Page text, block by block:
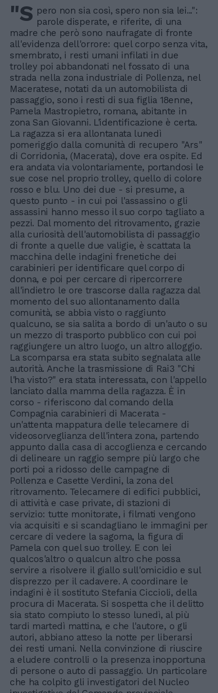
"S pero non sia così, spero non sia lei...":
parole disperate, e riferite, di una
madre che però sono naufragate di fronte
all'evidenza dell'orrore: quel corpo senza vita,
smembrato, i resti umani infilati in due
trolley poi abbandonati nel fossato di una
strada nella zona industriale di Pollenza, nel
Maceratese, notati da un automobilista di
passaggio, sono i resti di sua figlia 18enne,
Pamela Mastropietro, romana, abitante in
zona San Giovanni. L'identificazione è certa.
La ragazza si era allontanata lunedì
pomeriggio dalla comunità di recupero "Ars"
di Corridonia, (Macerata), dove era ospite. Ed
era andata via volontariamente, portandosi le
sue cose nel proprio trolley, quello di colore
rosso e blu. Uno dei due - si presume, a
questo punto - in cui poi l'assassino o gli
assassini hanno messo il suo corpo tagliato a
pezzi. Dal momento del ritrovamento, grazie
alla curiosità dell'automobilista di passaggio
di fronte a quelle due valigie, è scattata la
macchina delle indagini frenetiche dei
carabinieri per identificare quel corpo di
donna, e poi per cercare di ripercorrere
all'indietro le ore trascorse dalla ragazza dal
momento del suo allontanamento dalla
comunità, se abbia visto o raggiunto
qualcuno, se sia salita a bordo di un'auto o su
un mezzo di trasporto pubblico con cui poi
raggiungere un altro luogo, un altro alloggio.
La scomparsa era stata subito segnalata alle
autorità. Anche la trasmissione di Rai3 "Chi
l'ha visto?" era stata interessata, con l'appello
lanciato dalla mamma della ragazza. È in
corso - riferiscono dal comando della
Compagnia carabinieri di Macerata -
un'attenta mappatura delle telecamere di
videosorveglianza dell'intera zona, partendo
appunto dalla casa di accoglienza e cercando
di delineare un raggio sempre più largo che
porti poi a ridosso delle campagne di
Pollenza e Casette Verdini, la zona del
ritrovamento. Telecamere di edifici pubblici,
di attività e case private, di stazioni di
servizio: tutte monitorate, i filmati vengono
via acquisiti e si scandagliano le immagini per
cercare di vedere la sagoma, la figura di
Pamela con quel suo trolley. E con lei
qualcos'altro o qualcun altro che possa
servire a risolvere il giallo sull'omicidio e sul
disprezzo per il cadavere. A coordinare le
indagini è il sostituto Stefania Ciccioli, della
procura di Macerata. Si sospetta che il delitto
sia stato compiuto lo stesso lunedì, al più
tardi martedì mattina, e che l'autore, o gli
autori, abbiano atteso la notte per liberarsi
dei resti umani. Nella convinzione di riuscire
a eludere controlli o la presenza inopportuna
di persone o auto di passaggio. Un particolare
che ha colpito gli investigatori del Nucleo